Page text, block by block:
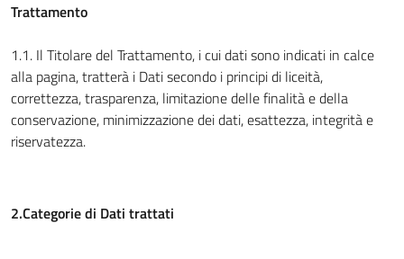
Trattamento
1.1. Il Titolare del Trattamento, i cui dati sono indicati in calce
alla pagina, tratterà i Dati secondo i principi di liceità,
correttezza, trasparenza, limitazione delle finalità e della
conservazione, minimizzazione dei dati, esattezza, integrità e
riservatezza.
2.Categorie di Dati trattati